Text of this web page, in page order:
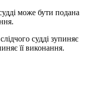
може бути подана
судді зупиняє
її виконання.